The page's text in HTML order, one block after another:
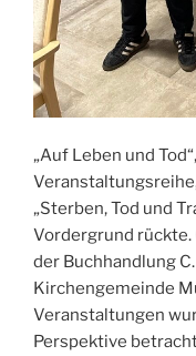
„Auf Leben und
„Sterben, Tod und
Vordergrund rückte.
der Buchhandlung
Kirchengemeinde
Veranstaltungen
Perspektive